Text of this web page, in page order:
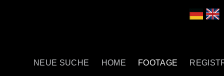
NEUE SUCHE HOME FOOTAGE